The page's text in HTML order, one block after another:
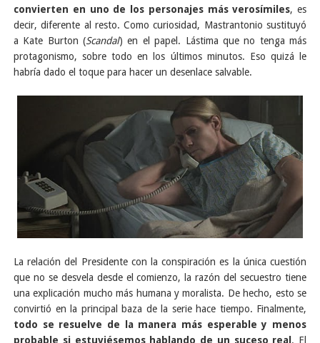
convierten en uno de los personajes más verosímiles, es
decir, diferente al resto. Como curiosidad, Mastrantonio sustituyó
a Kate Burton (Scandal) en el papel. Lástima que no tenga más
protagonismo, sobre todo en los últimos minutos. Eso quizá le
habría dado el toque para hacer un desenlace salvable.
La relación del Presidente con la conspiración es la única cuestión
que no se desvela desde el comienzo, la razón del secuestro tiene
una explicación mucho más humana y moralista. De hecho, esto se
convirtió en la principal baza de la serie hace tiempo. Finalmente,
todo se resuelve de la manera más esperable y menos
probable si estuviésemos hablando de un suceso real . El